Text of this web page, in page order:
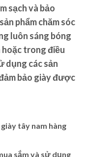
sạch và bảo
phẩm chăm sóc
luôn sáng bóng
hoặc trong điều
dụng các sản
bảo giày được
tây nam hàng
sắm và sử dụng